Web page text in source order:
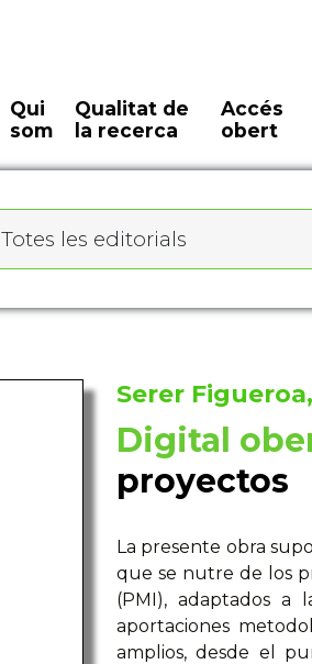
Qui
som
Qualitat de
la recerca
Accés
obert
Totes les editorials
Serer
Digital
proyectos
La presente obra
que se nutre de los
(PMI), adaptados a
aportaciones
amplios, desde el